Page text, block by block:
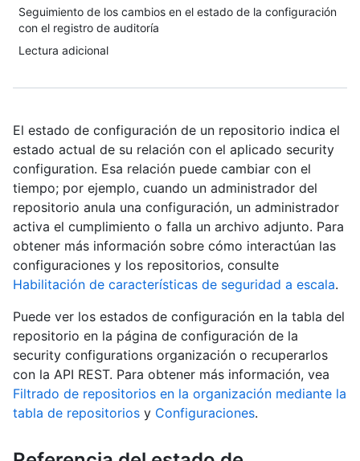
Seguimiento de los cambios en el estado de la configuración
con el registro de auditoría
Lectura adicional
El estado de configuración de un repositorio indica el
estado actual de su relación con el aplicado security
configuration. Esa relación puede cambiar con el
tiempo; por ejemplo, cuando un administrador del
repositorio anula una configuración, un administrador
activa el cumplimiento o falla un archivo adjunto. Para
obtener más información sobre cómo interactúan las
configuraciones y los repositorios, consulte
Habilitación de características de seguridad a escala.
Puede ver los estados de configuración en la tabla del
repositorio en la página de configuración de la
security configurations organización o recuperarlos
con la API REST. Para obtener más información, vea
Filtrado de repositorios en la organización mediante la
tabla de repositorios y Configuraciones.